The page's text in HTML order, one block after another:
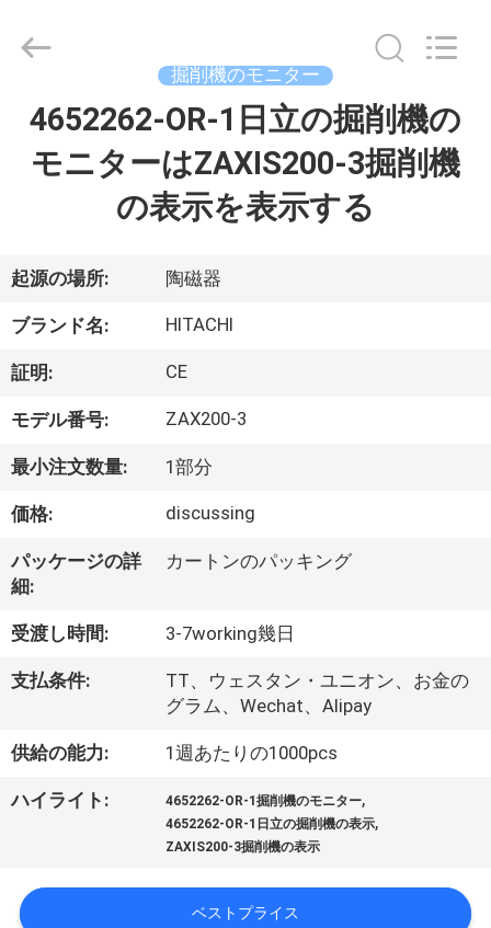
家
ダ
ク
ト
私
に
つ
い
て
工
場
2026
Beijing
Management
Services
掘削機のモニター
4652262-OR-1日立の掘削機の
モニターはZAXIS200-3掘削機
の表示を表示する
起源の場所: 陶磁器
ブランド名: HITACHI
証明: CE
モデル番号: ZAX200-3
最小注文数量: 1部分
価格: discussing
パッケージの詳
細:
カートンのパッキング
受渡し時間: 3-7working幾日
支払条件:
TT、ウェスタン・ユニオン、お金の
グラム、Wechat、Alipay
供給の能力: 1週あたりの1000pcs
ハイライト: 4652262-OR-1掘削機のモニター,
4652262-OR-1日立の掘削機の表示,
ZAXIS200-3掘削機の表示
ベストプライス